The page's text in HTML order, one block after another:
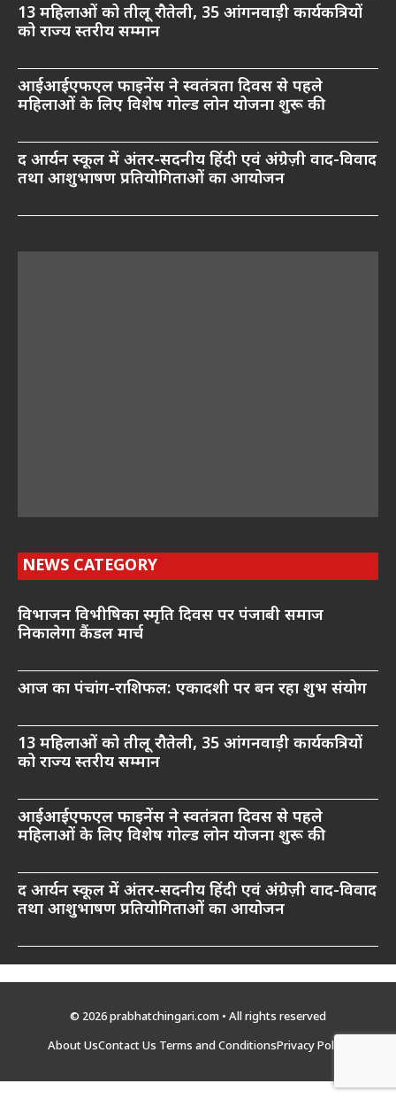
13 महिलाओं को तीलू रौतेली, 35 आंगनवाड़ी कार्यकत्रियों
को राज्य स्तरीय सम्मान
आईआईएफएल फाइनेंस ने स्वतंत्रता दिवस से पहले
महिलाओं के लिए विशेष गोल्ड लोन योजना शुरू की
द आर्यन स्कूल में अंतर-सदनीय हिंदी एवं अंग्रेज़ी वाद-विवाद
तथा आशुभाषण प्रतियोगिताओं का आयोजन
NEWS CATEGORY
विभाजन विभीषिका स्मृति दिवस पर पंजाबी समाज
निकालेगा कैंडल मार्च
आज का पंचांग-राशिफल: एकादशी पर बन रहा शुभ संयोग
13 महिलाओं को तीलू रौतेली, 35 आंगनवाड़ी कार्यकत्रियों
को राज्य स्तरीय सम्मान
आईआईएफएल फाइनेंस ने स्वतंत्रता दिवस से पहले
महिलाओं के लिए विशेष गोल्ड लोन योजना शुरू की
द आर्यन स्कूल में अंतर-सदनीय हिंदी एवं अंग्रेज़ी वाद-विवाद
तथा आशुभाषण प्रतियोगिताओं का आयोजन
© 2026 prabhatchingari.com • All rights reserved
About UsContact Us Terms and ConditionsPrivacy Policy